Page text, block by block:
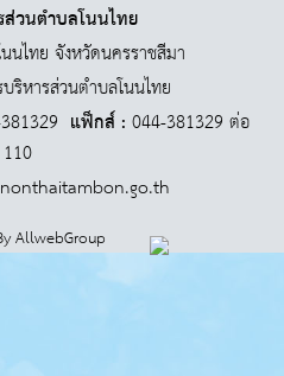
วนตำบลโนนไทย
นไทย จังหวัดนครราชสีมา
ริหารส่วนตำบลโนนไทย
แฟ็กส์ : 044-381329 ต่อ
110
AllwebGroup